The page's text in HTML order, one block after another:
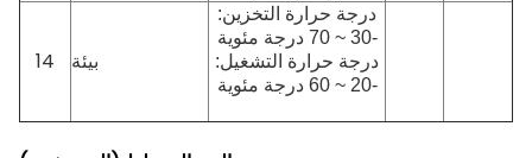
14 بيئة
درجة حرارة التخزين:
-30 ~ 70 درجة مئوية
درجة حرارة التشغيل:
-20 ~ 60 درجة مئوية